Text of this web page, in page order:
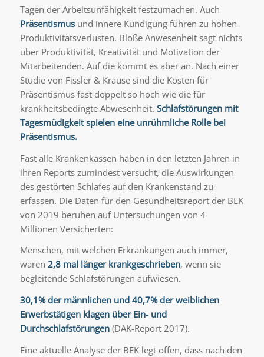
Tagen der Arbeitsunfähigkeit festzumachen. Auch
Präsentismus und innere Kündigung führen zu hohen
Produktivitätsverlusten. Bloße Anwesenheit sagt nichts
über Produktivität, Kreativität und Motivation der
Mitarbeitenden. Auf die kommt es aber an. Nach einer
Studie von Fissler & Krause sind die Kosten für
Präsentismus fast doppelt so hoch wie die für
krankheitsbedingte Abwesenheit. Schlafstörungen mit
Tagesmüdigkeit spielen eine unrühmliche Rolle bei
Präsentismus.
Fast alle Krankenkassen haben in den letzten Jahren in
ihren Reports zumindest versucht, die Auswirkungen
des gestörten Schlafes auf den Krankenstand zu
erfassen. Die Daten für den Gesundheitsreport der BEK
von 2019 beruhen auf Untersuchungen von 4
Millionen Versicherten:
Menschen, mit welchen Erkrankungen auch immer,
waren 2,8 mal länger krankgeschrieben, wenn sie
begleitende Schlafstörungen aufwiesen.
30,1% der männlichen und 40,7% der weiblichen
Erwerbstätigen klagen über Ein- und
Durchschlafstörungen(DAK-Report 2017).
Eine aktuelle Analyse der BEK legt offen, dass nach den